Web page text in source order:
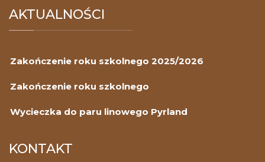
AKTUALNOŚCI
Zakończenie roku szkolnego 2025/2026
Zakończenie roku szkolnego
Wycieczka do paru linowego Pyrland
KONTAKT